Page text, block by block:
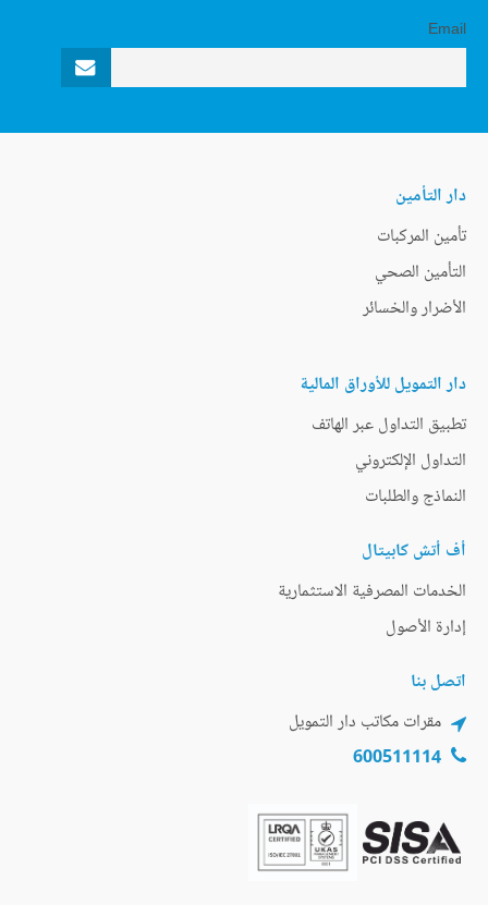
Email
دار التأمين
تأمين المركبات
التأمين الصحي
الأضرار والخسائر
دار التمويل للأوراق المالية
تطبيق التداول عبر الهاتف
التداول الإلكتروني
النماذج والطلبات
أف أتش كابيتال
الخدمات المصرفية الاستثمارية
إدارة الأصول
اتصل بنا
مقرات مكاتب دار التمويل
600511114